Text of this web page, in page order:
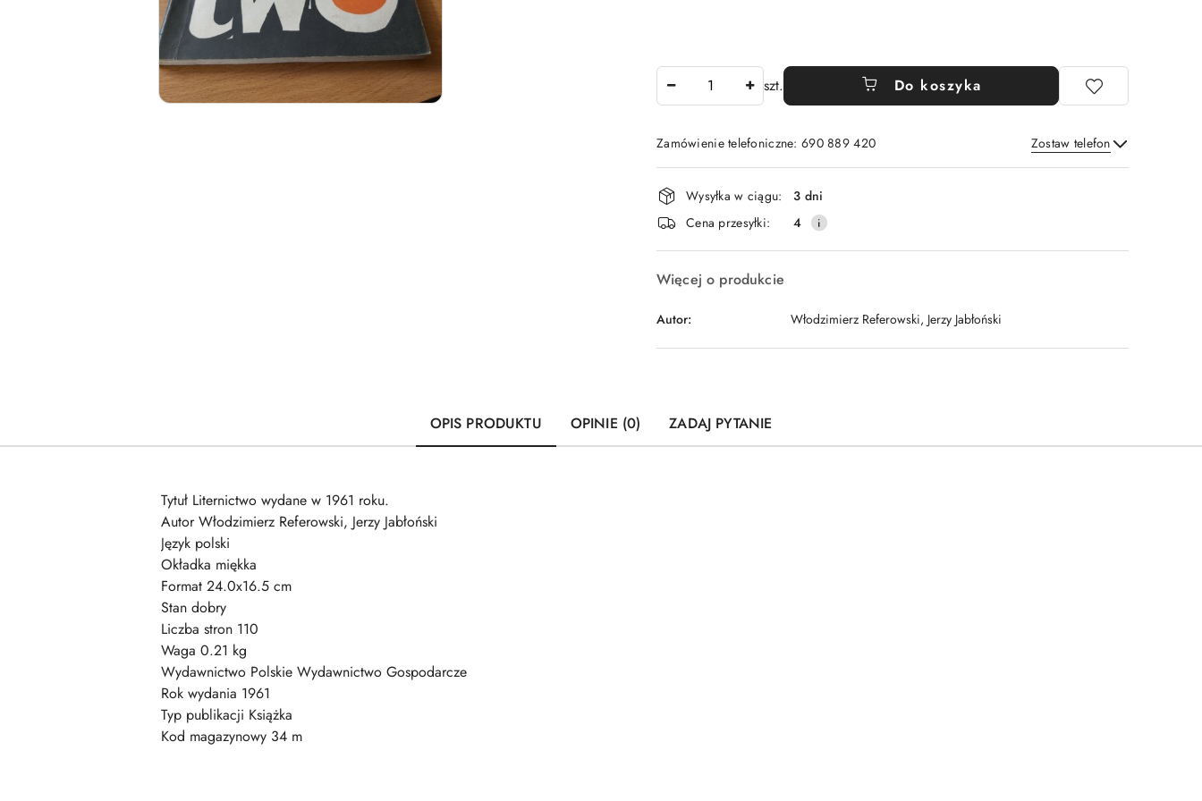
szt. Do koszyka
Zamówienie telefoniczne: 690 889 420 Zostaw telefon
Wyślij
Dostępność
i
dostawa
Wysyłka w ciągu:
3 dni
Cena przesyłki:
4
Więcej o produkcie
Autor: Włodzimierz Referowski, Jerzy Jabłoński
OPIS PRODUKTU OPINIE (0) ZADAJ PYTANIE
Tytuł Liternictwo wydane w 1961 roku.
Autor Włodzimierz Referowski, Jerzy Jabłoński
Język polski
Okładka miękka
Format 24.0x16.5 cm
Stan dobry
Liczba stron 110
Waga 0.21 kg
Wydawnictwo Polskie Wydawnictwo Gospodarcze
Rok wydania 1961
Typ publikacji Książka
Kod magazynowy 34 m